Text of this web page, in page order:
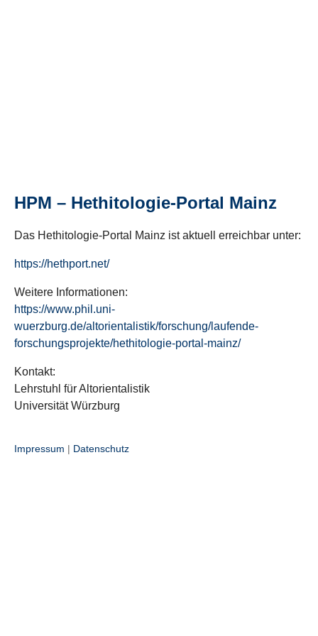
HPM – Hethitologie-Portal Mainz
Das Hethitologie-Portal Mainz ist aktuell erreichbar unter:
https://hethport.net/
Weitere Informationen:
https://www.phil.uni-
wuerzburg.de/altorientalistik/forschung/laufende-
forschungsprojekte/hethitologie-portal-mainz/
Kontakt:
Lehrstuhl für Altorientalistik
Universität Würzburg
Impressum | Datenschutz